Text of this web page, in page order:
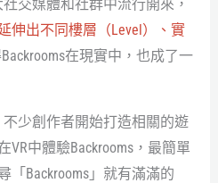
交媒體和社群中流行開來，
伸出不同樓層（Level）、實
在現實中，也成了一
不少創作者開始打造相關的遊
中體驗Backrooms，最簡單
「Backrooms」就有滿滿的